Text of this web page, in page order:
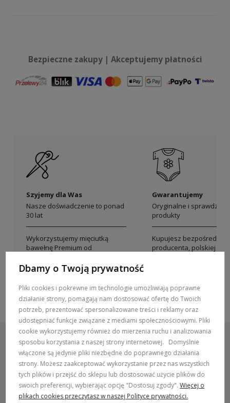
Bezpieczne zakupy | Akceptujemy płatności
Szyjemy dla Was
Nasze doświadczenie to ponad
30 lat
Wykorzystujemy mięciutką
bawełnę Premium od
Gwarantujemy
Oryginalne i sprawdzone
produkty
Kupujesz bezpośrednio
producenta, polskiej
POMOC / ZAMÓWIENIA
MARKI
Dbamy o Twoją prywatność
Pliki cookies i pokrewne im technologie umożliwiają poprawne
działanie strony, pomagają nam dostosować ofertę do Twoich
potrzeb, prezentować spersonalizowane treści i reklamy oraz
udostępniać funkcje związane z mediami społecznościowymi. Pliki
cookie wykorzystujemy również do mierzenia ruchu i analizowania
sposobu korzystania z naszej strony internetowej. Domyślnie
włączone są jedynie pliki niezbędne do poprawnego działania
strony. Możesz zaakceptować wykorzystanie przez nas wszystkich
tych plików i przejść do sklepu lub dostosować użycie plików do
swoich preferencji, wybierając opcję "Dostosuj zgody".Więcej o
plikach cookies przeczytasz w naszej Polityce prywatności.